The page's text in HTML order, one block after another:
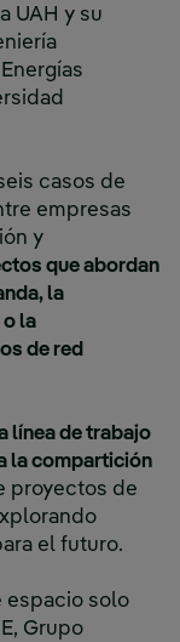
UAH y su
casos de
empresas
y
que abordan
la
la
de red
línea de trabajo
la compartición
proyectos de
el futuro.
espacio solo
Grupo